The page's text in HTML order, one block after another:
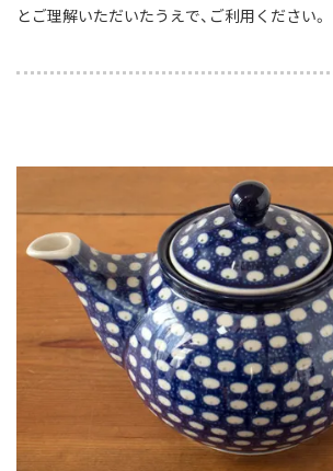
とご理解いただいたうえで、ご利用ください。